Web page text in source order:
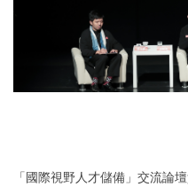
「國際視野人才儲備」交流論